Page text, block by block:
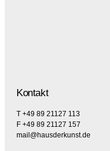
Kontakt
T +49 89 21127 113
F +49 89 21127 157
mail@hausderkunst.de